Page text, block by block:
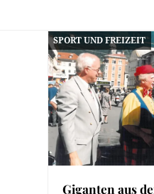
SPORT UND FREIZEIT
Giganten aus